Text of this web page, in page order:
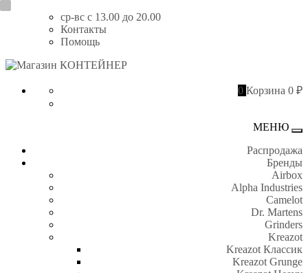
содержимому
ср-вс с 13.00 до 20.00
Контакты
Помощь
КОНТЕЙНЕР
0 Корзина 0 ₽
МЕНЮ
Распродажа
Бренды
Airbox
Alpha Industries
Camelot
Dr. Martens
Grinders
Kreazot
Kreazot Классик
Kreazot Grunge